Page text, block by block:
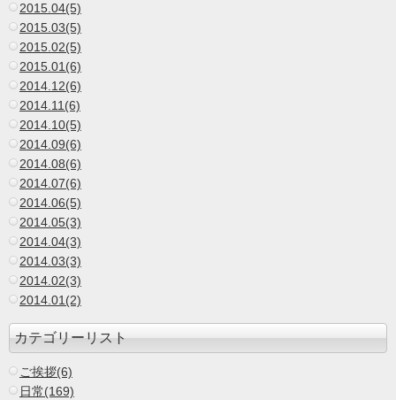
2015.04(5)
2015.03(5)
2015.02(5)
2015.01(6)
2014.12(6)
2014.11(6)
2014.10(5)
2014.09(6)
2014.08(6)
2014.07(6)
2014.06(5)
2014.05(3)
2014.04(3)
2014.03(3)
2014.02(3)
2014.01(2)
カテゴリーリスト
ご挨拶(6)
日常(169)